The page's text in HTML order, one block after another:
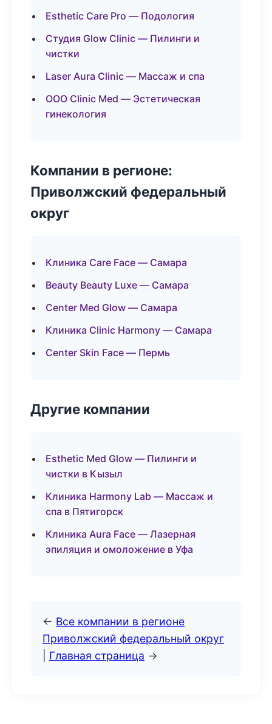
Esthetic Care Pro — Подология
Студия Glow Clinic — Пилинги и
чистки
Laser Aura Clinic — Массаж и спа
ООО Clinic Med — Эстетическая
гинекология
Компании в регионе:
Приволжский федеральный
округ
Клиника Care Face — Самара
Beauty Beauty Luxe — Самара
Center Med Glow — Самара
Клиника Clinic Harmony — Самара
Center Skin Face — Пермь
Другие компании
Esthetic Med Glow — Пилинги и
чистки в Кызыл
Клиника Harmony Lab — Массаж и
спа в Пятигорск
Клиника Aura Face — Лазерная
эпиляция и омоложение в Уфа
← Все компании в регионе
Приволжский федеральный округ
Главная страница →